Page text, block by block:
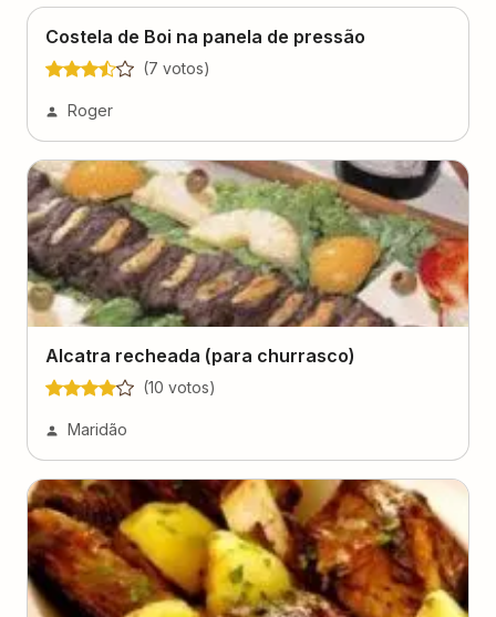
Costela de Boi na panela de pressão
(7 votos)
Roger
Alcatra recheada (para churrasco)
(10 votos)
Maridão